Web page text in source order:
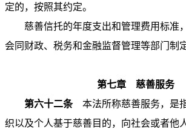
定的，按照其约定。
慈善信托的年度支出和管理费用标准
会同财政、税务和金融监督管理等部门制定
第七章 慈善服务
第六十二条本法所称慈善服务，是
织以及个人基于慈善目的，向社会或者他